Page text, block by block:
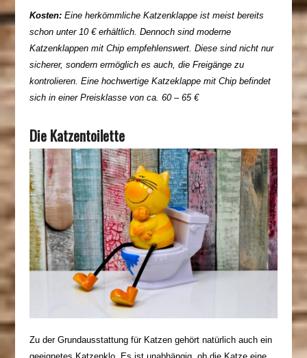
Kosten: Eine herkömmliche Katzenklappe ist meist bereits
schon unter 10 € erhältlich. Dennoch sind moderne
Katzenklappen mit Chip empfehlenswert. Diese sind nicht nur
sicherer, sondern ermöglich es auch, die Freigänge zu
kontrolieren. Eine hochwertige Katzeklappe mit Chip befindet
sich in einer Preisklasse von ca. 60 – 65 €
Die Katzentoilette
Zu der Grundausstattung für Katzen gehört natürlich auch ein